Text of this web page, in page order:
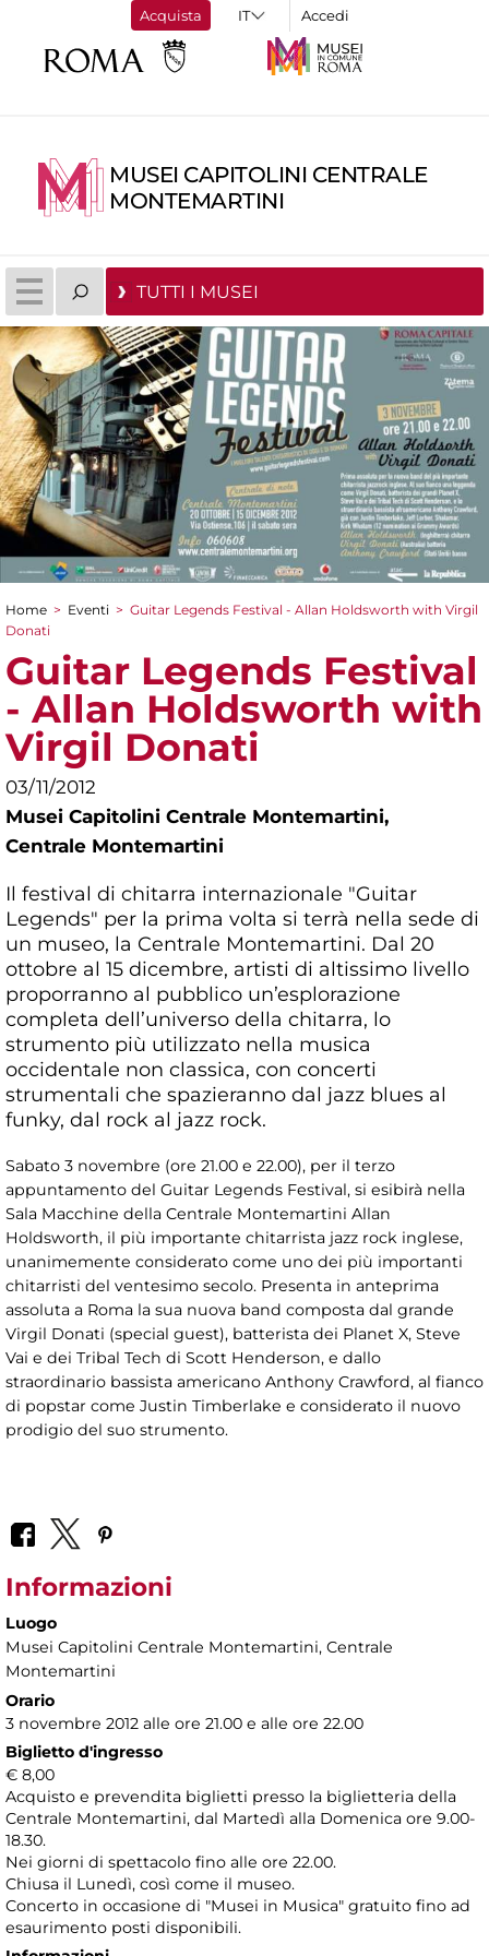
Acquista Accedi
MUSEI CAPITOLINI CENTRALE
MONTEMARTINI
TUTTI I MUSEI
Tu sei qui
Home > Eventi > Guitar Legends Festival - Allan Holdsworth with Virgil
Donati
Guitar Legends Festival
- Allan Holdsworth with
Virgil Donati
03/11/2012
Musei Capitolini Centrale Montemartini,
Centrale Montemartini
Il festival di chitarra internazionale "Guitar
Legends" per la prima volta si terrà nella sede di
un museo, la Centrale Montemartini. Dal 20
ottobre al 15 dicembre, artisti di altissimo livello
proporranno al pubblico un’esplorazione
completa dell’universo della chitarra, lo
strumento più utilizzato nella musica
occidentale non classica, con concerti
strumentali che spazieranno dal jazz blues al
funky, dal rock al jazz rock.
Sabato 3 novembre (ore 21.00 e 22.00), per il terzo
appuntamento del Guitar Legends Festival, si esibirà nella
Sala Macchine della Centrale Montemartini Allan
Holdsworth, il più importante chitarrista jazz rock inglese,
unanimemente considerato come uno dei più importanti
chitarristi del ventesimo secolo. Presenta in anteprima
assoluta a Roma la sua nuova band composta dal grande
Virgil Donati (special guest), batterista dei Planet X, Steve
Vai e dei Tribal Tech di Scott Henderson, e dallo
straordinario bassista americano Anthony Crawford, al fianco
di popstar come Justin Timberlake e considerato il nuovo
prodigio del suo strumento.
Informazioni
Luogo
Musei Capitolini Centrale Montemartini, Centrale
Montemartini
Orario
3 novembre 2012 alle ore 21.00 e alle ore 22.00
Biglietto d'ingresso
€ 8,00
Acquisto e prevendita biglietti presso la biglietteria della
Centrale Montemartini, dal Martedì alla Domenica ore 9.00-
18.30.
Nei giorni di spettacolo fino alle ore 22.00.
Chiusa il Lunedì, così come il museo.
Concerto in occasione di "Musei in Musica" gratuito fino ad
esaurimento posti disponibili.